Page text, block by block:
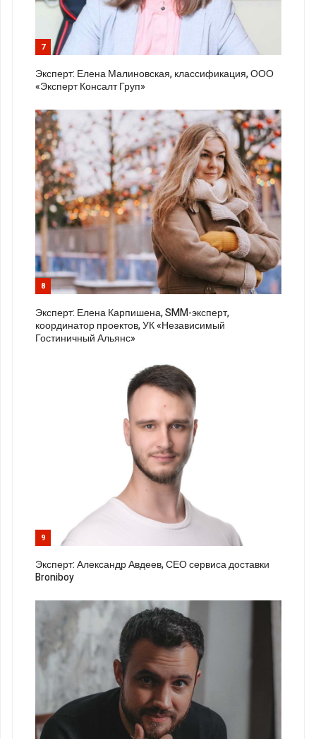
7
Эксперт: Елена Малиновская, классификация, ООО
«Эксперт Консалт Груп»
8
Эксперт: Елена Карпишена, SMM-эксперт,
координатор проектов, УК «Независимый
Гостиничный Альянс»
9
Эксперт: Александр Авдеев, СЕО сервиса доставки
Broniboy